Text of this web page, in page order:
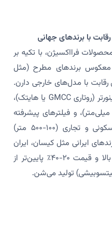
با برندهای جهانی
فرااکسیژن، با تکیه بر
برندهای مطرح (مثل
با مدل‌های خارجی دارن.
این دستگاه‌ها با کمپرسورهای اینورتر (روتاری GMCC یا هایتک)،
بدنه گالوانیزه (ضخامت ۱.۲-۱.۵ میلی‌متر)، و فیلترهای پیشرفته
(G4/HEPA)، برای فضاهای مسکونی و تجاری (۱۰۰-۵۰۰ متر)
ایرانی مثل کیسان، ایران
رادیاتور، و دانا تهویه با کیفیت بالا و قیمت ۲۰-۴۰٪ پایین‌تر از
تولید می‌شن.